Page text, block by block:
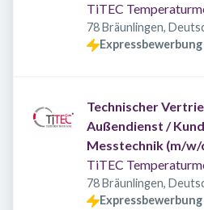
TiTEC
78 Bräunlingen,
Expressbewerbung
Technischer
Außendienst /
Messtechnik (m/w/
TiTEC
78 Bräunlingen,
Expressbewerbung